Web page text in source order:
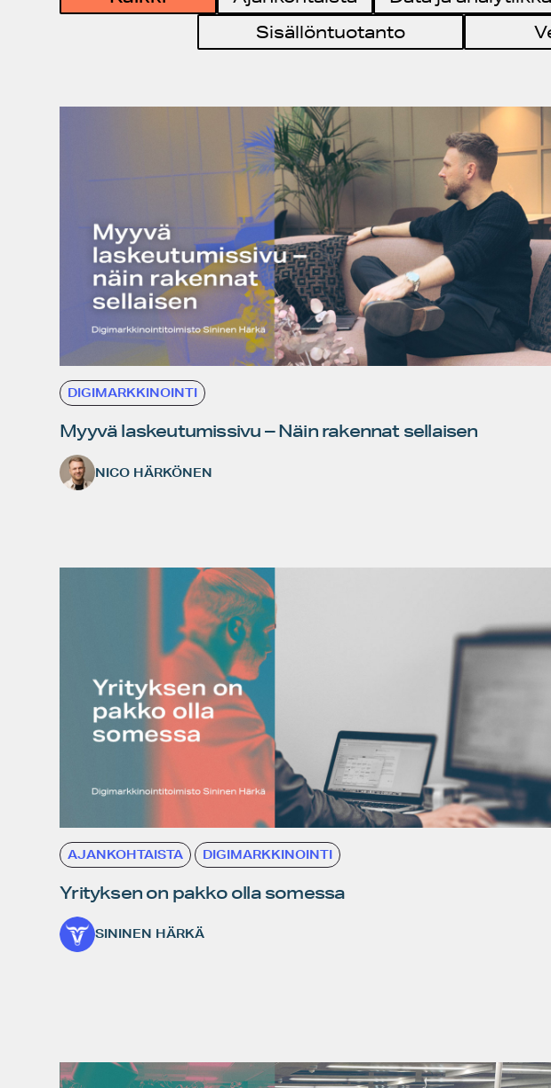
Sisällöntuotanto
DIGIMARKKINOINTI
Myyvä laskeutumissivu – Näin rakennat sellaisen
NICO HÄRKÖNEN
AJANKOHTAISTA DIGIMARKKINOINTI
Yrityksen on pakko olla somessa
SININEN HÄRKÄ